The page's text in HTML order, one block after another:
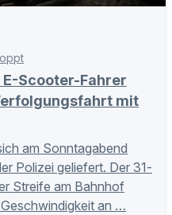
Scooter-Fahrer
mit
am Sonntagabend
Polizei geliefert. Der 31-
Streife am Bahnhof
an …